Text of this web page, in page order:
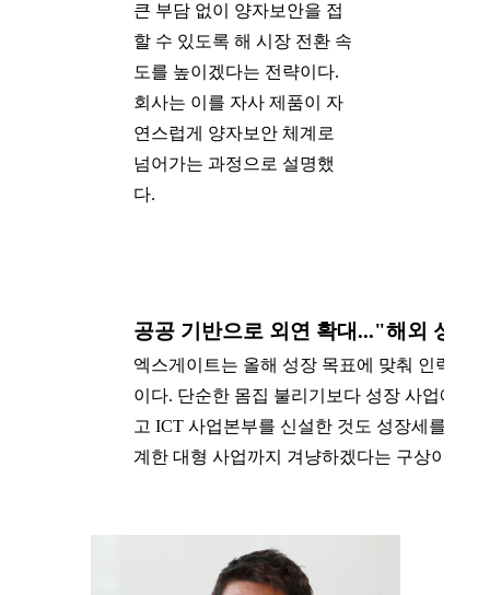
큰 부담 없이 양자보안을 접
할 수 있도록 해 시장 전환 속
도를 높이겠다는 전략이다.
회사는 이를 자사 제품이 자
연스럽게 양자보안 체계로
넘어가는 과정으로 설명했
다.
공공 기반으로 외연 확대..."해외 성과
엑스게이트는 올해 성장 목표에 맞춰 인력과
이다. 단순한 몸집 불리기보다 성장 사업에
고 ICT 사업본부를 신설한 것도 성장세를 더
계한 대형 사업까지 겨냥하겠다는 구상이다.